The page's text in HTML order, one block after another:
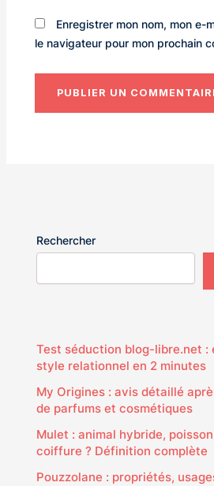
Enregistrer mon nom, mon e-
le navigateur pour mon prochain
Rechercher
Test séduction blog-libre.net :
style relationnel en 2 minutes
My Origines : avis détaillé
de parfums et cosmétiques
Mulet : animal hybride,
coiffure ? Définition complète
Pouzzolane : propriétés,